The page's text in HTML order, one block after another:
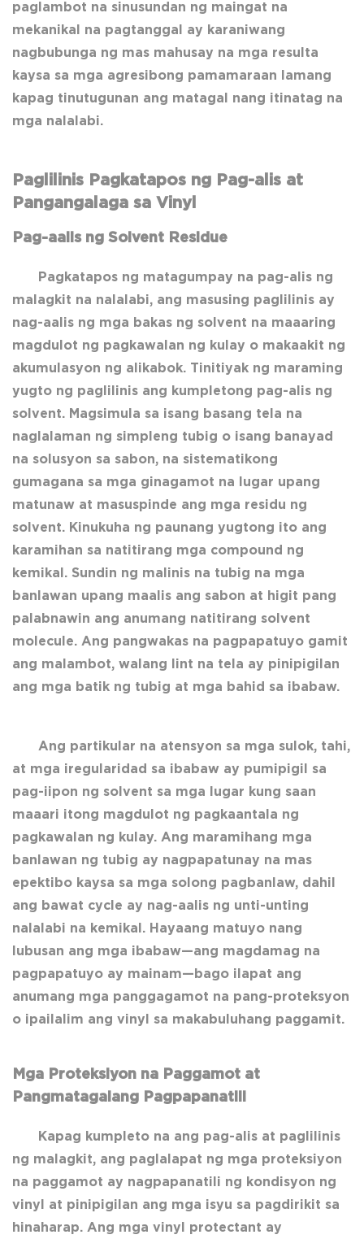
paglambot na sinusundan ng maingat na
mekanikal na pagtanggal ay karaniwang
nagbubunga ng mas mahusay na mga resulta
kaysa sa mga agresibong pamamaraan lamang
kapag tinutugunan ang matagal nang itinatag na
mga nalalabi.
Paglilinis Pagkatapos ng Pag-alis at
Pangangalaga sa Vinyl
Pag-aalis ng Solvent Residue
Pagkatapos ng matagumpay na pag-alis ng
malagkit na nalalabi, ang masusing paglilinis ay
nag-aalis ng mga bakas ng solvent na maaaring
magdulot ng pagkawalan ng kulay o makaakit ng
akumulasyon ng alikabok. Tinitiyak ng maraming
yugto ng paglilinis ang kumpletong pag-alis ng
solvent. Magsimula sa isang basang tela na
naglalaman ng simpleng tubig o isang banayad
na solusyon sa sabon, na sistematikong
gumagana sa mga ginagamot na lugar upang
matunaw at masuspinde ang mga residu ng
solvent. Kinukuha ng paunang yugtong ito ang
karamihan sa natitirang mga compound ng
kemikal. Sundin ng malinis na tubig na mga
banlawan upang maalis ang sabon at higit pang
palabnawin ang anumang natitirang solvent
molecule. Ang pangwakas na pagpapatuyo gamit
ang malambot, walang lint na tela ay pinipigilan
ang mga batik ng tubig at mga bahid sa ibabaw.
Ang partikular na atensyon sa mga sulok, tahi,
at mga iregularidad sa ibabaw ay pumipigil sa
pag-iipon ng solvent sa mga lugar kung saan
maaari itong magdulot ng pagkaantala ng
pagkawalan ng kulay. Ang maramihang mga
banlawan ng tubig ay nagpapatunay na mas
epektibo kaysa sa mga solong pagbanlaw, dahil
ang bawat cycle ay nag-aalis ng unti-unting
nalalabi na kemikal. Hayaang matuyo nang
lubusan ang mga ibabaw—ang magdamag na
pagpapatuyo ay mainam—bago ilapat ang
anumang mga panggagamot na pang-proteksyon
o ipailalim ang vinyl sa makabuluhang paggamit.
Mga Proteksiyon na Paggamot at
Pangmatagalang Pagpapanatili
Kapag kumpleto na ang pag-alis at paglilinis
ng malagkit, ang paglalapat ng mga proteksiyon
na paggamot ay nagpapanatili ng kondisyon ng
vinyl at pinipigilan ang mga isyu sa pagdirikit sa
hinaharap. Ang mga vinyl protectant ay